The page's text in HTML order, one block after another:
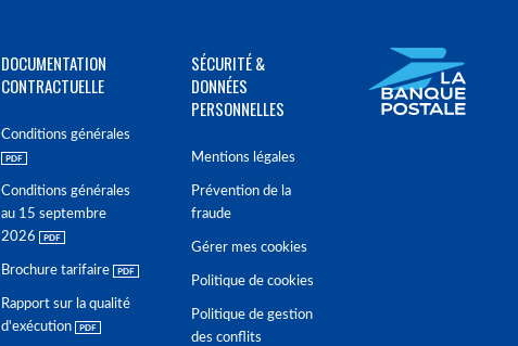
DOCUMENTATION
CONTRACTUELLE
Conditions générales
Conditions générales
au 15 septembre
2026
Brochure tarifaire
Rapport sur la qualité
d'exécution
SÉCURITÉ &
DONNÉES
PERSONNELLES
Mentions légales
Prévention de la
fraude
Gérer mes cookies
Politique de cookies
Politique de gestion
des conflits